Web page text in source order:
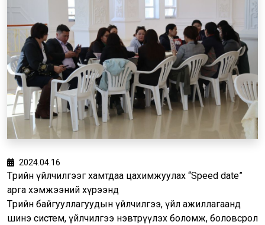
2024.04.16
Төрийн үйлчилгээг хамтдаа цахимжуулах “Speed date”
арга хэмжээний хүрээнд
Төрийн байгууллагуудын үйлчилгээ, үйл ажиллагаанд
шинэ систем, үйлчилгээ нэвтрүүлэх боломж, боловсрол